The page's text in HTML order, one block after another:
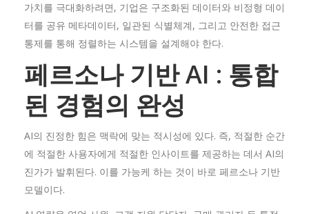
가치를 극대화하려면, 기업은 구조화된 데이터와 비정형 데이
터를 공유 메타데이터, 일관된 식별체계, 그리고 안전한 접근
통제를 통해 정렬하는 시스템을 설계해야 한다.
페르소나 기반 AI : 통합
된 경험의 완성
AI의 진정한 힘은 맥락에 맞는 적시성에 있다. 즉, 적절한 순간
에 적절한 사용자에게 적절한 인사이트를 제공하는 데서 AI의
진가가 발휘된다. 이를 가능케 하는 것이 바로 페르소나 기반
모델이다.